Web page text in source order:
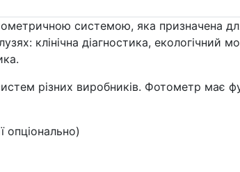
системою, яка призначена
клінічна діагностика, екологічний
різних виробників. Фотометр має
опціонально)